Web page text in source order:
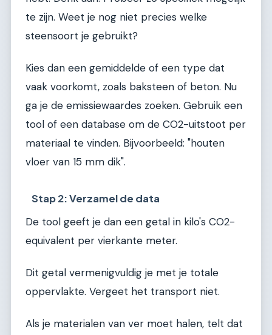
te zijn. Weet je nog niet precies welke
steensoort je gebruikt?
Kies dan een gemiddelde of een type dat
vaak voorkomt, zoals baksteen of beton. Nu
ga je de emissiewaardes zoeken. Gebruik een
tool of een database om de CO2-uitstoot per
materiaal te vinden. Bijvoorbeeld: "houten
vloer van 15 mm dik".
Stap 2: Verzamel de data
De tool geeft je dan een getal in kilo's CO2-
equivalent per vierkante meter.
Dit getal vermenigvuldig je met je totale
oppervlakte. Vergeet het transport niet.
Als je materialen van ver moet halen, telt dat